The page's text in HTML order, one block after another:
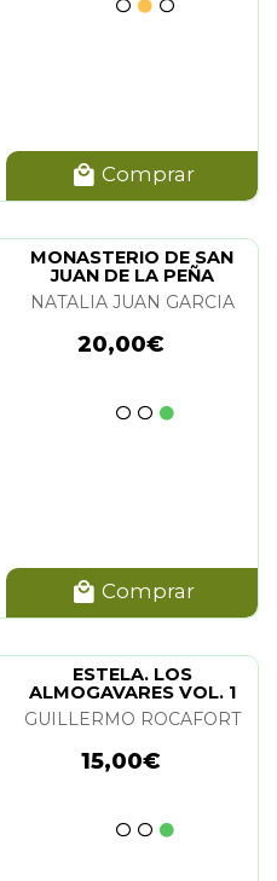
Comprar
MONASTERIO DE SAN
JUAN DE LA PEÑA
NATALIA JUAN GARCIA
20,00€
Comprar
ESTELA. LOS
ALMOGAVARES VOL. 1
GUILLERMO ROCAFORT
15,00€